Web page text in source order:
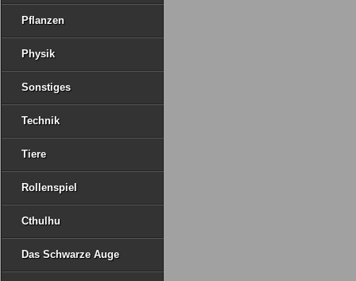
Pflanzen
Physik
Sonstiges
Technik
Tiere
Rollenspiel
Cthulhu
Das Schwarze Auge